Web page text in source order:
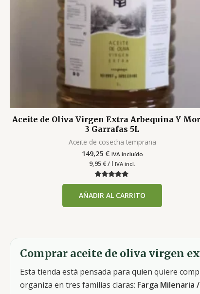
Aceite de Oliva Virgen Extra Arbequina Y
3 Garrafas 5L
Aceite de cosecha temprana
149,25 € IVA incluído
9,95€/ lIVA incl.
Valorado con
de 5
AÑADIR AL CARRITO
Comprar aceite de oliva virgen
Esta tienda está pensada para quien quiere
organiza en tres familias claras: Farga Milenaria